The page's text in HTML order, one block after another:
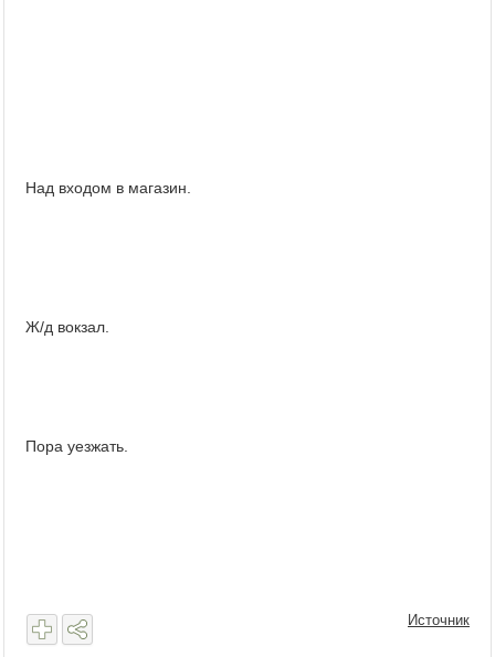
Над входом в магазин.
Ж/д вокзал.
Пора уезжать.
Источник